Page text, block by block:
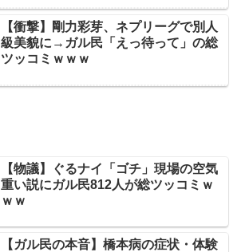
【衝撃】剛力彩芽、ネプリーグで別人
級美貌に→ガル民「えっ待って」の総
ツッコミｗｗｗ
【物議】ぐるナイ「ゴチ」現場の空気
重い説にガル民812人が総ツッコミｗ
ｗｗ
【ガル民の本音】橋本病の症状・体験